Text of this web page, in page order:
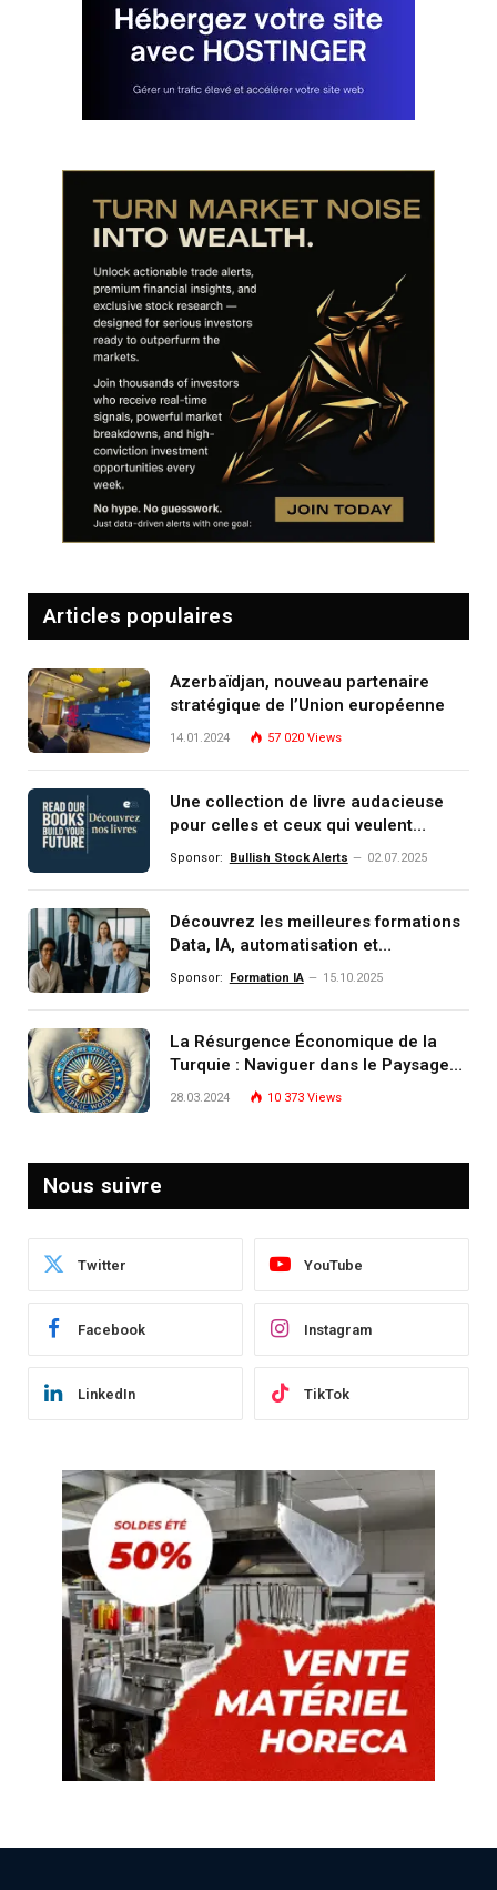
Articles populaires
Azerbaïdjan, nouveau partenaire
stratégique de l’Union européenne
14.01.2024 57 020 Views
Une collection de livre audacieuse
pour celles et ceux qui veulent
comprendre, investir et dominer le
Sponsor: Bullish Stock Alerts 02.07.2025
Découvrez les meilleures formations
Data, IA, automatisation et
investissement (gestion de
Sponsor: Formation IA 15.10.2025
La Résurgence Économique de la
Turquie : Naviguer dans le Paysage
Post-Crise
28.03.2024 10 373 Views
Nous suivre
Twitter YouTube
Facebook Instagram
LinkedIn TikTok